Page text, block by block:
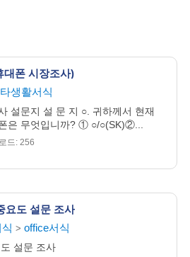
도
( )
을 사용하신 기간은 ?
폰을 어떤매체를 통해서 접하게 되
인 휴대폰의 한달 사용료는?
3~5만원 ③ 5~7만원 ④ 7~10만원
대폰 시장조사)
생활서식
설문지 설 문 지 ○. 귀하께서 현재
은 무엇입니까? ① ○/○(SK)②...
드: 256
요도 설문 조사
> office서식
설문 조사